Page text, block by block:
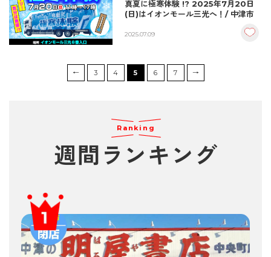
真夏に極寒体験 !? 2025年7月20日
(日)はイオンモール三光へ！/ 中津市
2025.07.09
← 3 4 5 6 7 →
Ranking
週間ランキング